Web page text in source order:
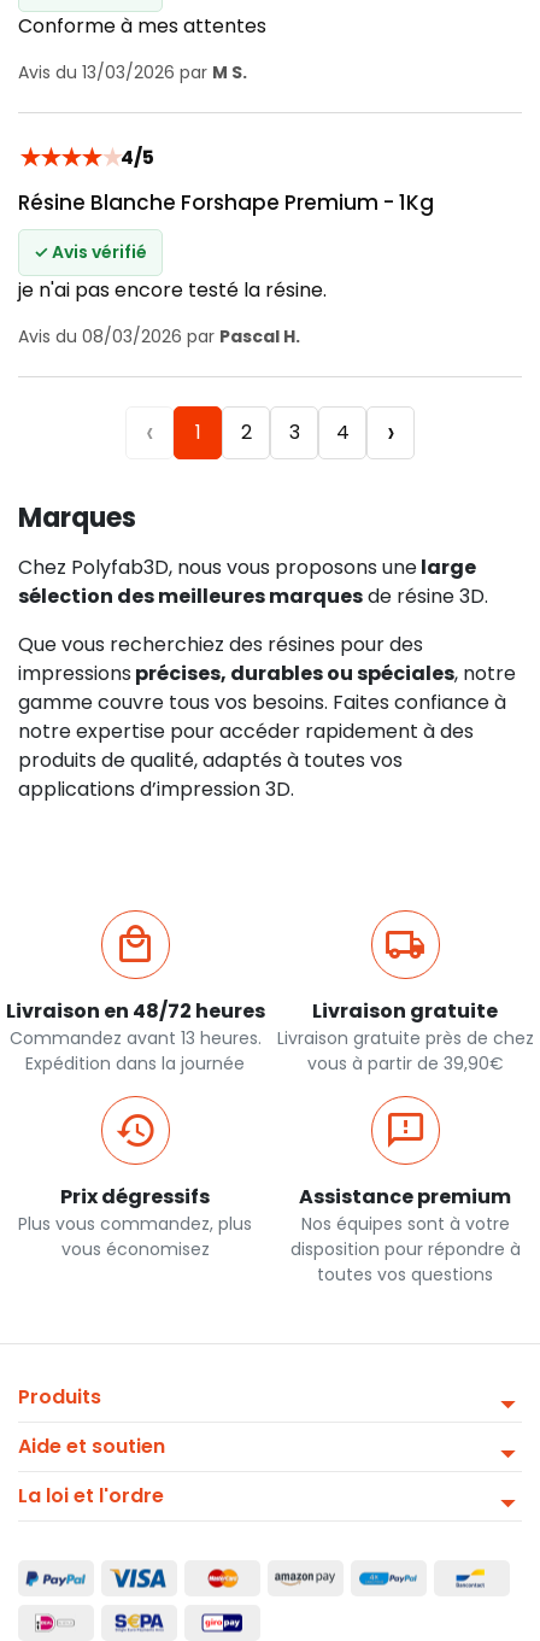
Conforme à mes attentes
Avis du 13/03/2026 par M S.
★★★★★4/5
Résine Blanche Forshape Premium - 1Kg
✓ Avis vérifié
je n'ai pas encore testé la résine.
Avis du 08/03/2026 par Pascal H.
‹ 1 2 3 4 ›
Marques
Chez Polyfab3D, nous vous proposons unelarge
sélection des meilleures marquesde résine 3D.
Que vous recherchiez des résines pour des
impressions précises, durables ou spéciales, notre
gamme couvre tous vos besoins. Faites confiance à
notre expertise pour accéder rapidement à des
produits de qualité, adaptés à toutes vos
applications d’impression 3D.
Livraison en 48/72 heures
Commandez avant 13 heures.
Expédition dans la journée
Livraison gratuite
Livraison gratuite près de chez
vous à partir de 39,90€
Prix dégressifs
Plus vous commandez, plus
vous économisez
Assistance premium
Nos équipes sont à votre
disposition pour répondre à
toutes vos questions
Produits
Aide et soutien
La loi et l'ordre